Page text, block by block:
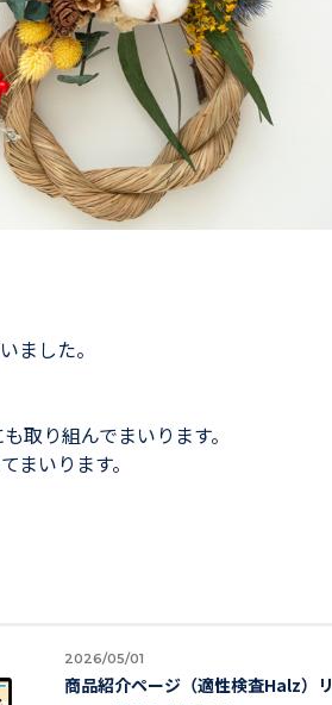
ました。
取り組んでまいります。
まいります。
2026/05/01
商品紹介ページ（適性検査Halz）リ